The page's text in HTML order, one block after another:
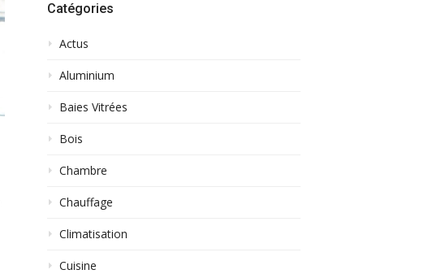
Catégories
Actus
Aluminium
Baies Vitrées
Bois
Chambre
Chauffage
Climatisation
Cuisine